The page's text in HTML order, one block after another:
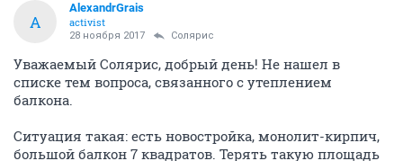
A
AlexandrGrais
activist
28 ноября 2017 Солярис
Уважаемый Солярис, добрый день! Не нашел в
списке тем вопроса, связанного с утеплением
балкона.
Ситуация такая: есть новостройка, монолит-кирпич,
большой балкон 7 квадратов. Терять такую площадь